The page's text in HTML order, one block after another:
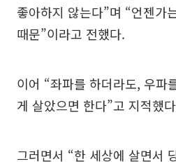
좋아하지 않는다”며 “언젠가
때문”이라고 전했다.
이어 “좌파를 하더라도, 우파
게 살았으면 한다”고 지적했
그러면서 “한 세상에 살면서